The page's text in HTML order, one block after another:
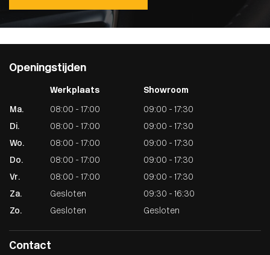
Openingstijden
Werkplaats Showroom
Ma. 08:00 - 17:00
09:00 - 17:30
Di.
08:00 - 17:00
09:00 - 17:30
Wo.
08:00 - 17:00
09:00 - 17:30
Do.
08:00 - 17:00
09:00 - 17:30
Vr.
08:00 - 17:00
09:00 - 17:30
Za.
Gesloten
09:30 - 16:30
Zo.
Gesloten Gesloten
Contact